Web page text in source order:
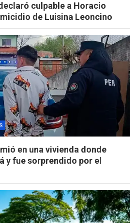
culpable a Horacio
de Luisina Leoncino
en una vivienda donde
y fue sorprendido por el